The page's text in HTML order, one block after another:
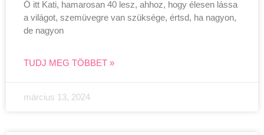
Ő itt Kati, hamarosan 40 lesz, ahhoz, hogy élesen lássa
a világot, szemüvegre van szüksége, értsd, ha nagyon,
de nagyon
TUDJ MEG TÖBBET »
március 13, 2024